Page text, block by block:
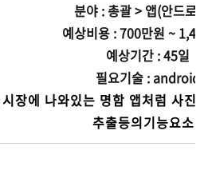
분야 : 총괄 > 앱(안드로
예상비용 : 700만원 ~
예상기간 : 45일
필요기술 : android
시장에 나와있는 명함 앱처럼 사진
추출등의기능